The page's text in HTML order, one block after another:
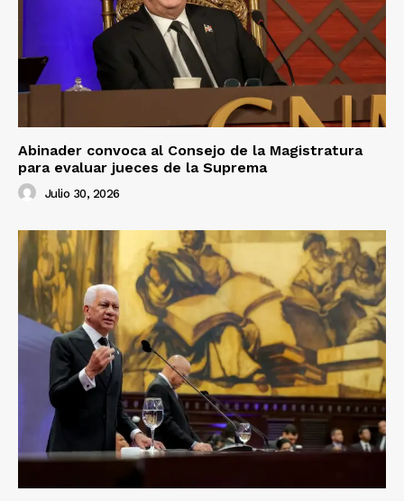
Abinader convoca al Consejo de la Magistratura
para evaluar jueces de la Suprema
Julio 30, 2026